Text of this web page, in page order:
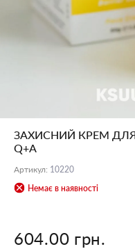
ЗАХИСНИЙ КРЕМ
Q+A
Артикул: 10220
Немає в наявності
604.00 грн.